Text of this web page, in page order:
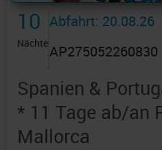
10
Nächte
Abfahrt: 20.08.26
AP275052260830
Spanien &
* 11 Tage ab/an
Mallorca